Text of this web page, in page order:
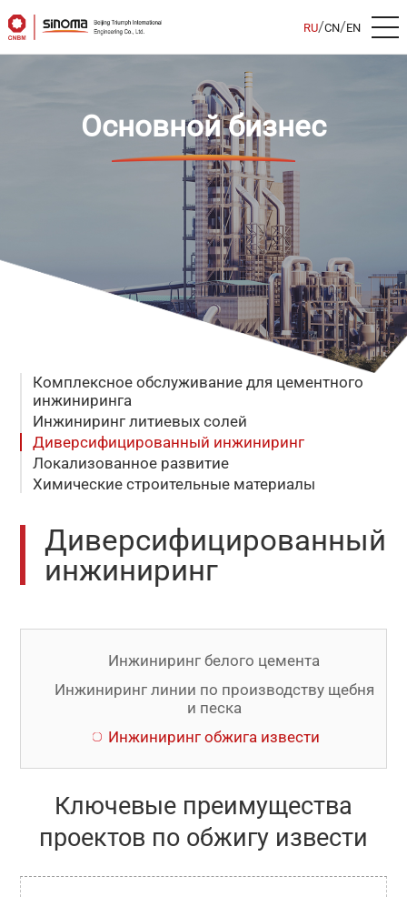
RU/CN/EN
Основной бизнес
Комплексное обслуживание для цементного
инжиниринга
Инжиниринг литиевых солей
Диверсифицированный инжиниринг
Локализованное развитие
Химические строительные материалы
Диверсифицированный
инжиниринг
Инжиниринг белого цемента
Инжиниринг линии по производству щебня
и песка
Инжиниринг обжига извести
Ключевые преимущества
проектов по обжигу извести